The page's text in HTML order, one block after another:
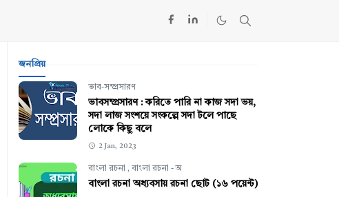
জনপ্রিয়
ভাব-সম্প্রসারণ
ভাবসম্প্রসারণ : করিতে পারি না কাজ সদা ভয়,
সদা লাজ সংশয়ে সংকল্পে সদা টলে পাছে
লোকে কিছু বলে
2 Jan, 2023
বাংলা রচনা , বাংলা রচনা - অ
বাংলা রচনা অধ্যবসায় রচনা ছোট (১৬ পয়েন্ট)